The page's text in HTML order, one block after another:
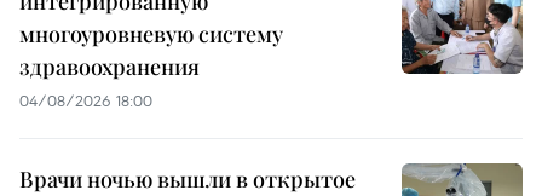
многоуровневую систему
здравоохранения
04/08/2026 18:00
Врачи ночью вышли в открытое